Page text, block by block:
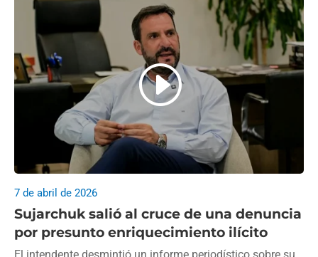
Sujarchuk salió al cruce de una denuncia
por presunto enriquecimiento ilícito
7 de abril de 2026